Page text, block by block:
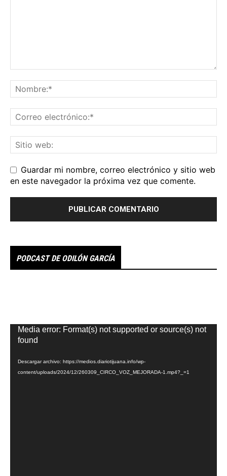
Guardar mi nombre, correo electrónico y sitio web
en este navegador la próxima vez que comente.
PODCAST DE ODILÓN GARCÍA
Reproductor
de
Media error: Format(s) not supported or source(s) not
found
Descargar archivo: https://medios.diariotijuana.info/wp-
content/uploads/2024/12/260309_CIRCO_VOZ_MEJORADA-1.mp4?_=1